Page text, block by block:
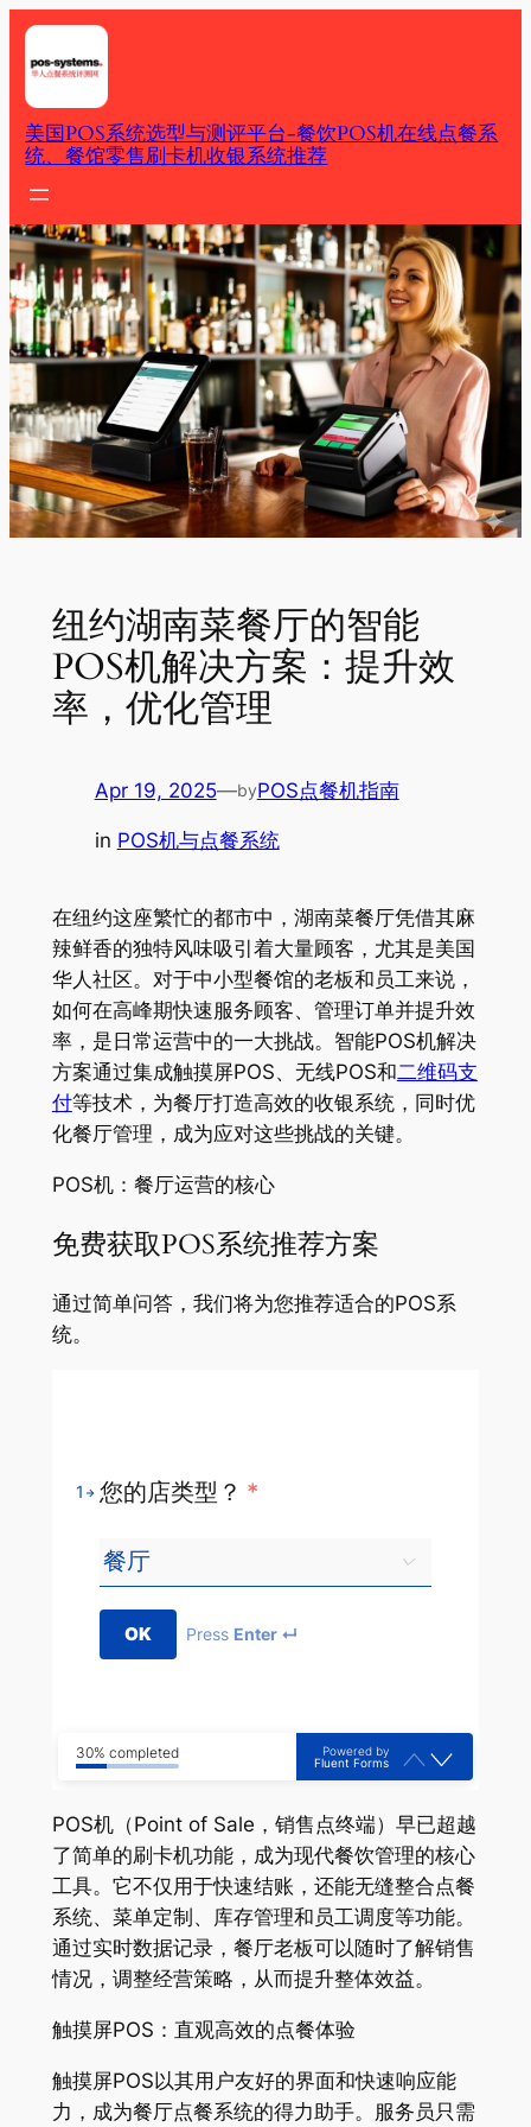
Skip
content
美国POS系统选型与测评平台-餐饮POS机在线点餐系
统、餐馆零售刷卡机收银系统推荐
纽约湖南菜餐厅的智能
POS机解决方案：提升效
率，优化管理
Apr 19, 2025—byPOS点餐机指南
in POS机与点餐系统
在纽约这座繁忙的都市中，湖南菜餐厅凭借其麻
辣鲜香的独特风味吸引着大量顾客，尤其是美国
华人社区。对于中小型餐馆的老板和员工来说，
如何在高峰期快速服务顾客、管理订单并提升效
率，是日常运营中的一大挑战。智能POS机解决
方案通过集成触摸屏POS、无线POS和二维码支
付等技术，为餐厅打造高效的收银系统，同时优
化餐厅管理，成为应对这些挑战的关键。
POS机：餐厅运营的核心
免费获取POS系统推荐方案
通过简单问答，我们将为您推荐适合的POS系
统。
1 您的店类型？ *
OK Press Enter ↵
30% completed
Powered by
Fluent Forms
POS机（Point of Sale，销售点终端）早已超越
了简单的刷卡机功能，成为现代餐饮管理的核心
工具。它不仅用于快速结账，还能无缝整合点餐
系统、菜单定制、库存管理和员工调度等功能。
通过实时数据记录，餐厅老板可以随时了解销售
情况，调整经营策略，从而提升整体效益。
触摸屏POS：直观高效的点餐体验
触摸屏POS以其用户友好的界面和快速响应能
力，成为餐厅点餐系统的得力助手。服务员只需